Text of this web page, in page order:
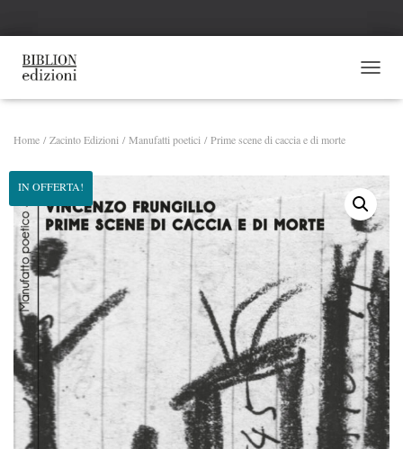
Home /Zacinto Edizioni /Manufatti poetici / Prime scene di caccia e di morte
IN OFFERTA!